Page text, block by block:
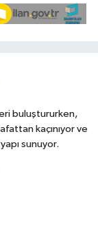
buluştururken,
kaçınıyor ve
sunuyor.